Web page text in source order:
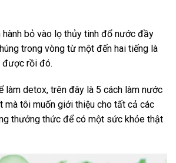
hành bỏ vào lọ thủy tinh đổ nước đầy
trong vòng từ một đến hai tiếng là
được rồi đó.
làm detox, trên đây là 5 cách làm nước
mà tôi muốn giới thiệu cho tất cả các
thưởng thức để có một sức khỏe thật